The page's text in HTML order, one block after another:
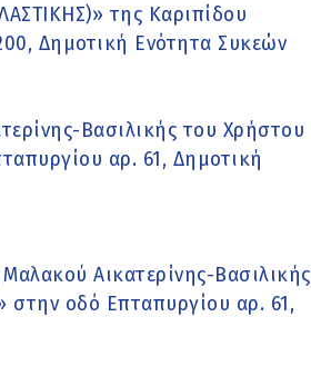
της Καριπίδου
Δημοτική Ενότητα Συκεών
Βασιλικής του Χρήστου
αρ. 61, Δημοτική
Αικατερίνης-Βασιλικής
οδό Επταπυργίου αρ. 61,